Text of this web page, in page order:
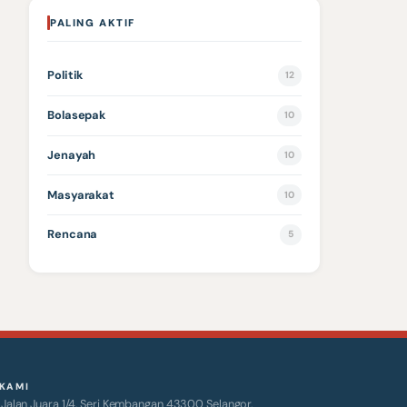
PALING AKTIF
Politik 12
Bolasepak 10
Jenayah 10
Masyarakat 10
Rencana 5
Juara 1/4, Seri Kembangan 43300 Selangor.